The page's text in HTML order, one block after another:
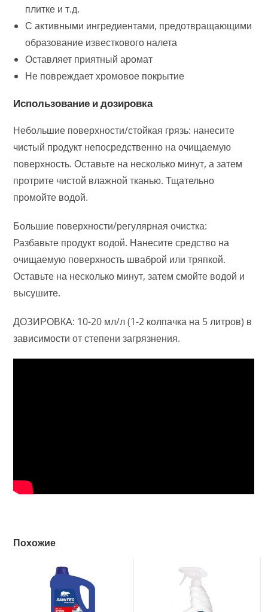
плитке и т.д.
С активными ингредиентами, предотвращающими
образование известкового налета
Оставляет приятный аромат
Не повреждает хромовое покрытие
Использование и дозировка
Небольшие поверхности/стойкая грязь: нанесите
чистый продукт непосредственно на очищаемую
поверхность. Оставьте на несколько минут, а затем
протрите чистой влажной тканью. Тщательно
промойте водой.
Большие поверхности/регулярная очистка:
Разбавьте продукт водой. Нанесите средство на
очищаемую поверхность шваброй или тряпкой.
Оставьте на несколько минут, затем смойте водой и
высушите.
ДОЗИРОВКА: 10-20 мл/л (1-2 колпачка на 5 литров) в
зависимости от степени загрязнения.
Похожие